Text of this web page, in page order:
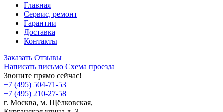
Главная
Сервис, ремонт
Гарантии
Доставка
Контакты
Заказать Отзывы
Написать письмо Схема проезда
Звоните прямо сейчас!
+7 (495) 504-71-53
+7 (495) 210-27-58
г. Москва, м. Щёлковская,